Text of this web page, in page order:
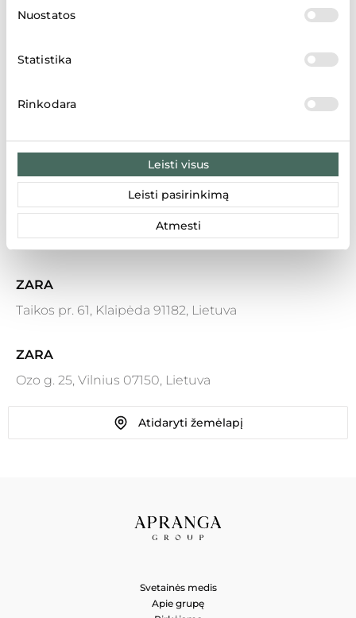
Nuostatos
Statistika
Rinkodara
Leisti visus
Leisti pasirinkimą
Atmesti
Parduotuvių žemėlapis
ZARA
Karaliaus Mindaugo pr. 49, Kaunas 44333, Lietuva
ZARA
Taikos pr. 61, Klaipėda 91182, Lietuva
ZARA
Ozo g. 25, Vilnius 07150, Lietuva
Karaliaus Mindaugo pr. 49, Kaunas 44333, Lietuva
Ozo g. 25, Vilnius 07150, Lietuva
Atidaryti žemėlapį
Svetainės medis
Apie grupę